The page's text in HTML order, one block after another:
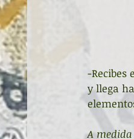
-Recibes
y llega
A